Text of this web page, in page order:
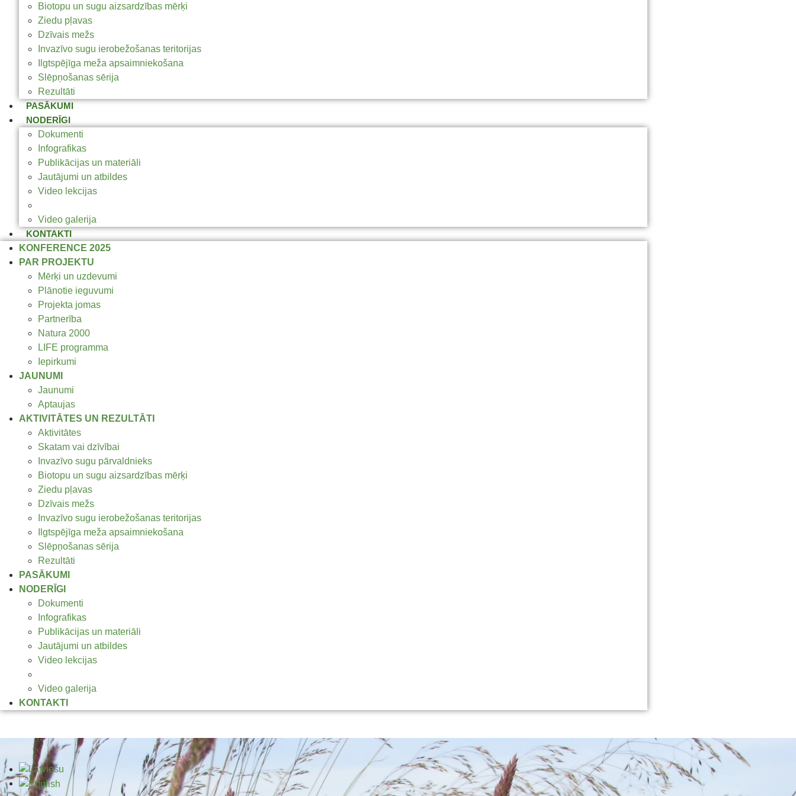
Biotopu un sugu aizsardzības mērķi
Ziedu pļavas
Dzīvais mežs
Invazīvo sugu ierobežošanas teritorijas
Ilgtspējīga meža apsaimniekošana
Slēpņošanas sērija
Rezultāti
PASĀKUMI
NODERĪGI
Dokumenti
Infografikas
Publikācijas un materiāli
Jautājumi un atbildes
Video lekcijas
Video galerija
KONTAKTI
KONFERENCE 2025
PAR PROJEKTU
Mērķi un uzdevumi
Plānotie ieguvumi
Projekta jomas
Partnerība
Natura 2000
LIFE programma
Iepirkumi
JAUNUMI
Jaunumi
Aptaujas
AKTIVITĀTES UN REZULTĀTI
Aktivitātes
Skatam vai dzīvībai
Invazīvo sugu pārvaldnieks
Biotopu un sugu aizsardzības mērķi
Ziedu pļavas
Dzīvais mežs
Invazīvo sugu ierobežošanas teritorijas
Ilgtspējīga meža apsaimniekošana
Slēpņošanas sērija
Rezultāti
PASĀKUMI
NODERĪGI
Dokumenti
Infografikas
Publikācijas un materiāli
Jautājumi un atbildes
Video lekcijas
Video galerija
KONTAKTI